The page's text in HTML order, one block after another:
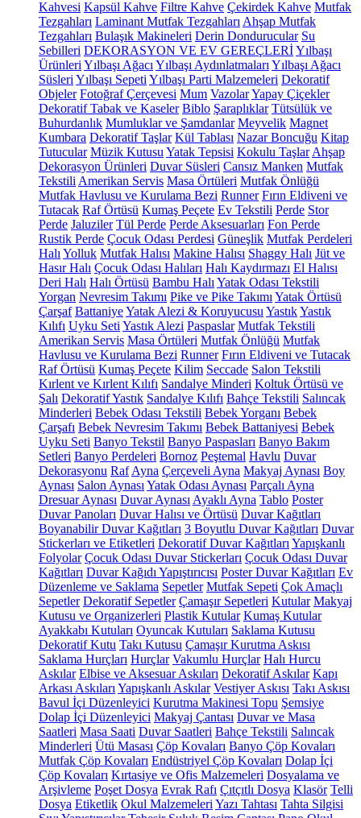
Kahvesi Kapsül Kahve Filtre Kahve Çekirdek Kahve Mutfak
Tezgahları Laminant Mutfak Tezgahları Ahşap Mutfak
Tezgahları Bulaşık Makineleri Derin Dondurucular Su
Sebilleri DEKORASYON VE EV GEREÇLERİYılbaşı
Ürünleri Yılbaşı Ağacı Yılbaşı Aydınlatmaları Yılbaşı Ağacı
Süsleri Yılbaşı Sepeti Yılbaşı Parti Malzemeleri Dekoratif
Objeler Fotoğraf Çerçevesi Mum VazolarYapay Çiçekler
Dekoratif Tabak ve Kaseler Biblo Şaraplıklar Tütsülük ve
Buhurdanlık Mumluklar ve Şamdanlar Meyvelik Magnet
Kumbara Dekoratif Taşlar Kül Tablası Nazar Boncuğu Kitap
Tutucular Müzik Kutusu Yatak Tepsisi Kokulu Taşlar Ahşap
Dekorasyon Ürünleri Duvar Süsleri Cansız Manken Mutfak
Tekstili Amerikan Servis Masa Örtüleri Mutfak Önlüğü
Mutfak Havlusu ve Kurulama Bezi Runner Fırın Eldiveni ve
Tutacak Raf Örtüsü Kumaş Peçete Ev Tekstili Perde Stor
Perde Jaluziler Tül Perde Perde Aksesuarları Fon Perde
Rustik Perde Çocuk Odası Perdesi Güneşlik Mutfak Perdeleri
Halı Yolluk Mutfak Halısı Makine Halısı Shaggy Halı Jüt ve
Hasır Halı Çocuk Odası Halıları Halı Kaydırmazı El Halısı
Deri Halı Halı Örtüsü Bambu Halı Yatak Odası Tekstili
Yorgan Nevresim Takımı Pike ve Pike Takımı Yatak Örtüsü
Çarşaf BattaniyeYatak Alezi & Koruyucusu YastıkYastık
Kılıfı Uyku Seti Yastık Alezi Paspaslar Mutfak Tekstili
Amerikan Servis Masa Örtüleri Mutfak Önlüğü Mutfak
Havlusu ve Kurulama Bezi Runner Fırın Eldiveni ve Tutacak
Raf Örtüsü Kumaş Peçete Kilim Seccade Salon Tekstili
Kırlent ve Kırlent Kılıfı Sandalye Minderi Koltuk Örtüsü ve
Şalı Dekoratif Yastık Sandalye Kılıfı Bahçe Tekstili Salıncak
Minderleri Bebek Odası Tekstili Bebek Yorganı Bebek
Çarşafı Bebek Nevresim Takımı Bebek Battaniyesi Bebek
Uyku Seti Banyo Tekstil Banyo Paspasları Banyo Bakım
Setleri Banyo Perdeleri Bornoz Peştemal Havlu Duvar
Dekorasyonu Raf Ayna Çerçeveli Ayna Makyaj Aynası Boy
Aynası Salon Aynası Yatak Odası Aynası Parçalı Ayna
Dresuar Aynası Duvar Aynası Ayaklı Ayna Tablo Poster
Duvar Panoları Duvar Halısı ve Örtüsü Duvar Kağıtları
Boyanabilir Duvar Kağıtları 3 Boyutlu Duvar Kağıtları Duvar
Stickerları ve Etiketleri Dekoratif Duvar Kağıtları Yapışkanlı
Folyolar Çocuk Odası Duvar Stickerları Çocuk Odası Duvar
Kağıtları Duvar Kağıdı Yapıştırıcısı Poster Duvar Kağıtları Ev
Düzenleme ve Saklama Sepetler Mutfak Sepeti Çok Amaçlı
Sepetler Dekoratif Sepetler Çamaşır Sepetleri Kutular Makyaj
Kutusu ve Organizerleri Plastik Kutular Kumaş Kutular
Ayakkabı Kutuları Oyuncak Kutuları Saklama Kutusu
Dekoratif Kutu Takı Kutusu Çamaşır Kurutma Askısı
Saklama Hurçları Hurçlar Vakumlu Hurçlar Halı Hurcu
Askılar Elbise ve Aksesuar Askıları Dekoratif Askılar Kapı
Arkası Askıları Yapışkanlı Askılar Vestiyer Askısı Takı Askısı
Bavul İçi Düzenleyici Kurutma Makinesi Topu Şemsiye
Dolap İçi Düzenleyici Makyaj Çantası Duvar ve Masa
Saatleri Masa Saati Duvar Saatleri Bahçe Tekstili Salıncak
Minderleri Ütü Masası Çöp Kovaları Banyo Çöp Kovaları
Mutfak Çöp Kovaları Endüstriyel Çöp Kovaları Dolap İçi
Çöp Kovaları Kırtasiye ve Ofis Malzemeleri Dosyalama ve
Arşivleme Poşet Dosya Evrak Rafı Çıtçıtlı Dosya Klasör Telli
Dosya Etiketlik Okul Malzemeleri Yazı Tahtası Tahta Silgisi